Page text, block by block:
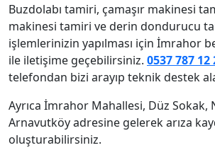
Buzdolabı tamiri, çamaşır makinesi
makinesi tamiri ve derin dondurucu
işlemlerinizin yapılması için İmrahor
ile iletişime geçebilirsiniz. 0537 787 12
telefondan bizi arayıp teknik destek
Ayrıca İmrahor Mahallesi, Düz Sokak,
Arnavutköy adresine gelerek arıza
oluşturabilirsiniz.